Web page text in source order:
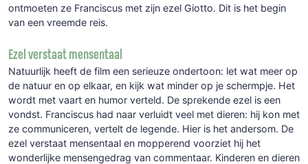
ontmoeten ze Franciscus met zijn ezel Giotto. Dit is het begin
van een vreemde reis.
Ezel verstaat mensentaal
Natuurlijk heeft de film een serieuze ondertoon: let wat meer op
de natuur en op elkaar, en kijk wat minder op je schermpje. Het
wordt met vaart en humor verteld. De sprekende ezel is een
vondst. Franciscus had naar verluidt veel met dieren: hij kon met
ze communiceren, vertelt de legende. Hier is het andersom. De
ezel verstaat mensentaal en mopperend voorziet hij het
wonderlijke mensengedrag van commentaar. Kinderen en dieren